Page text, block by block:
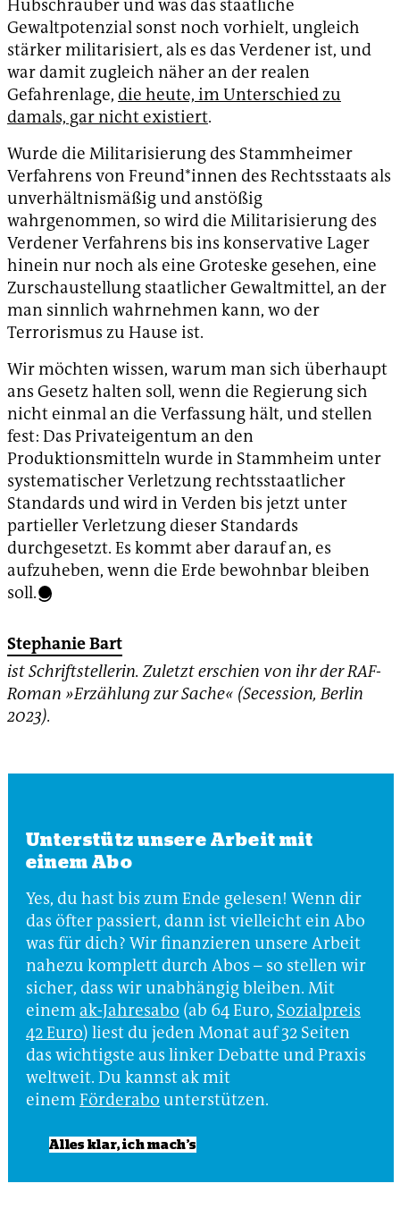
Hubschrauber und was das staatliche
Gewaltpotenzial sonst noch vorhielt, ungleich
stärker militarisiert, als es das Verdener ist, und
war damit zugleich näher an der realen
Gefahrenlage, die heute, im Unterschied zu
damals, gar nicht existiert.
Wurde die Militarisierung des Stammheimer
Verfahrens von Freund*innen des Rechtsstaats als
unverhältnismäßig und anstößig
wahrgenommen, so wird die Militarisierung des
Verdener Verfahrens bis ins konservative Lager
hinein nur noch als eine Groteske gesehen, eine
Zurschaustellung staatlicher Gewaltmittel, an der
man sinnlich wahrnehmen kann, wo der
Terrorismus zu Hause ist.
Wir möchten wissen, warum man sich überhaupt
ans Gesetz halten soll, wenn die Regierung sich
nicht einmal an die Verfassung hält, und stellen
fest: Das Privateigentum an den
Produktionsmitteln wurde in Stammheim unter
systematischer Verletzung rechtsstaatlicher
Standards und wird in Verden bis jetzt unter
partieller Verletzung dieser Standards
durchgesetzt. Es kommt aber darauf an, es
aufzuheben, wenn die Erde bewohnbar bleiben
soll.
Stephanie Bart
ist Schriftstellerin. Zuletzt erschien von ihr der RAF-
Roman »Erzählung zur Sache« (Secession, Berlin
2023).
Unterstütz unsere Arbeit mit
einem Abo
Yes, du hast bis zum Ende gelesen! Wenn dir
das öfter passiert, dann ist vielleicht ein Abo
was für dich? Wir finanzieren unsere Arbeit
nahezu komplett durch Abos – so stellen wir
sicher, dass wir unabhängig bleiben. Mit
einemak-Jahresabo (ab 64 Euro, Sozialpreis
42 Euro) liest du jeden Monat auf 32 Seiten
das wichtigste aus linker Debatte und Praxis
weltweit. Du kannst ak mit
einemFörderabo unterstützen.
Alles klar, ich mach’s